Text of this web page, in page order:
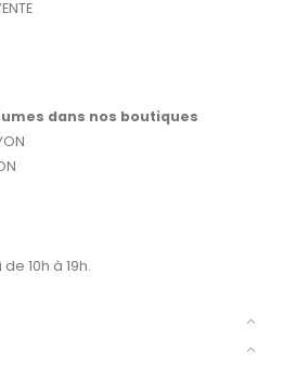
dans nos boutiques
10h à 19h.